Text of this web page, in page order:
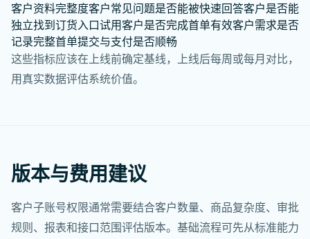
客户资料完整度客户常见问题是否能被快速回答客户是否能
独立找到订货入口试用客户是否完成首单有效客户需求是否
记录完整首单提交与支付是否顺畅
这些指标应该在上线前确定基线，上线后每周或每月对比，
用真实数据评估系统价值。
版本与费用建议
客户子账号权限通常需要结合客户数量、商品复杂度、审批
规则、报表和接口范围评估版本。基础流程可先从标准能力